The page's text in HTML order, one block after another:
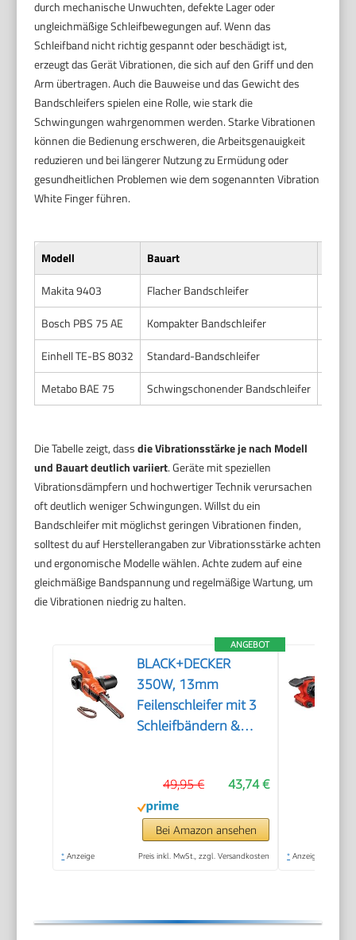
durch mechanische Unwuchten, defekte Lager oder
ungleichmäßige Schleifbewegungen auf. Wenn das
Schleifband nicht richtig gespannt oder beschädigt ist,
erzeugt das Gerät Vibrationen, die sich auf den Griff und den
Arm übertragen. Auch die Bauweise und das Gewicht des
Bandschleifers spielen eine Rolle, wie stark die
Schwingungen wahrgenommen werden. Starke Vibrationen
können die Bedienung erschweren, die Arbeitsgenauigkeit
reduzieren und bei längerer Nutzung zu Ermüdung oder
gesundheitlichen Problemen wie dem sogenannten Vibration
White Finger führen.
Modell Bauart
Makita 9403
Flacher Bandschleifer
Bosch PBS 75 AE
Kompakter Bandschleifer
Einhell TE-BS 8032
Standard-Bandschleifer
Metabo BAE 75
Schwingschonender Bandschleifer
Die Tabelle zeigt, dassdie Vibrationsstärke je nach Modell
und Bauart deutlich variiert. Geräte mit speziellen
Vibrationsdämpfern und hochwertiger Technik verursachen
oft deutlich weniger Schwingungen. Willst du ein
Bandschleifer mit möglichst geringen Vibrationen finden,
solltest du auf Herstellerangaben zur Vibrationsstärke achten
und ergonomische Modelle wählen. Achte zudem auf eine
gleichmäßige Bandspannung und regelmäßige Wartung, um
die Vibrationen niedrig zu halten.
ANGEBOT
BLACK+DECKER
350W, 13mm
Feilenschleifer mit 3
Schleifbändern &
43,74 €
49,95 €
Bei Amazon ansehen
* Anzeige Preis inkl. MwSt., zzgl. Versandkosten * Anzeige